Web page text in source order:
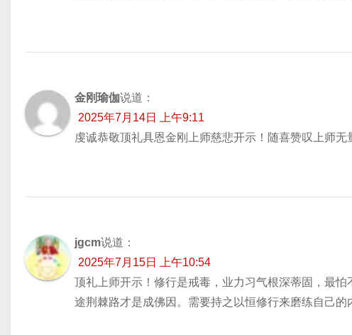
金刚瑜伽说道：
2025年7月14日 上午9:11
虔诚恭敬顶礼具恩金刚上师慈悲开示！随喜赞叹上师
jgcm说道：
2025年7月15日 上午10:54
顶礼上师开示！修行是戒毒，业力习气根深蒂固，最
途荆棘路才是成佛因。需要持之以恒修行来磨练自己的